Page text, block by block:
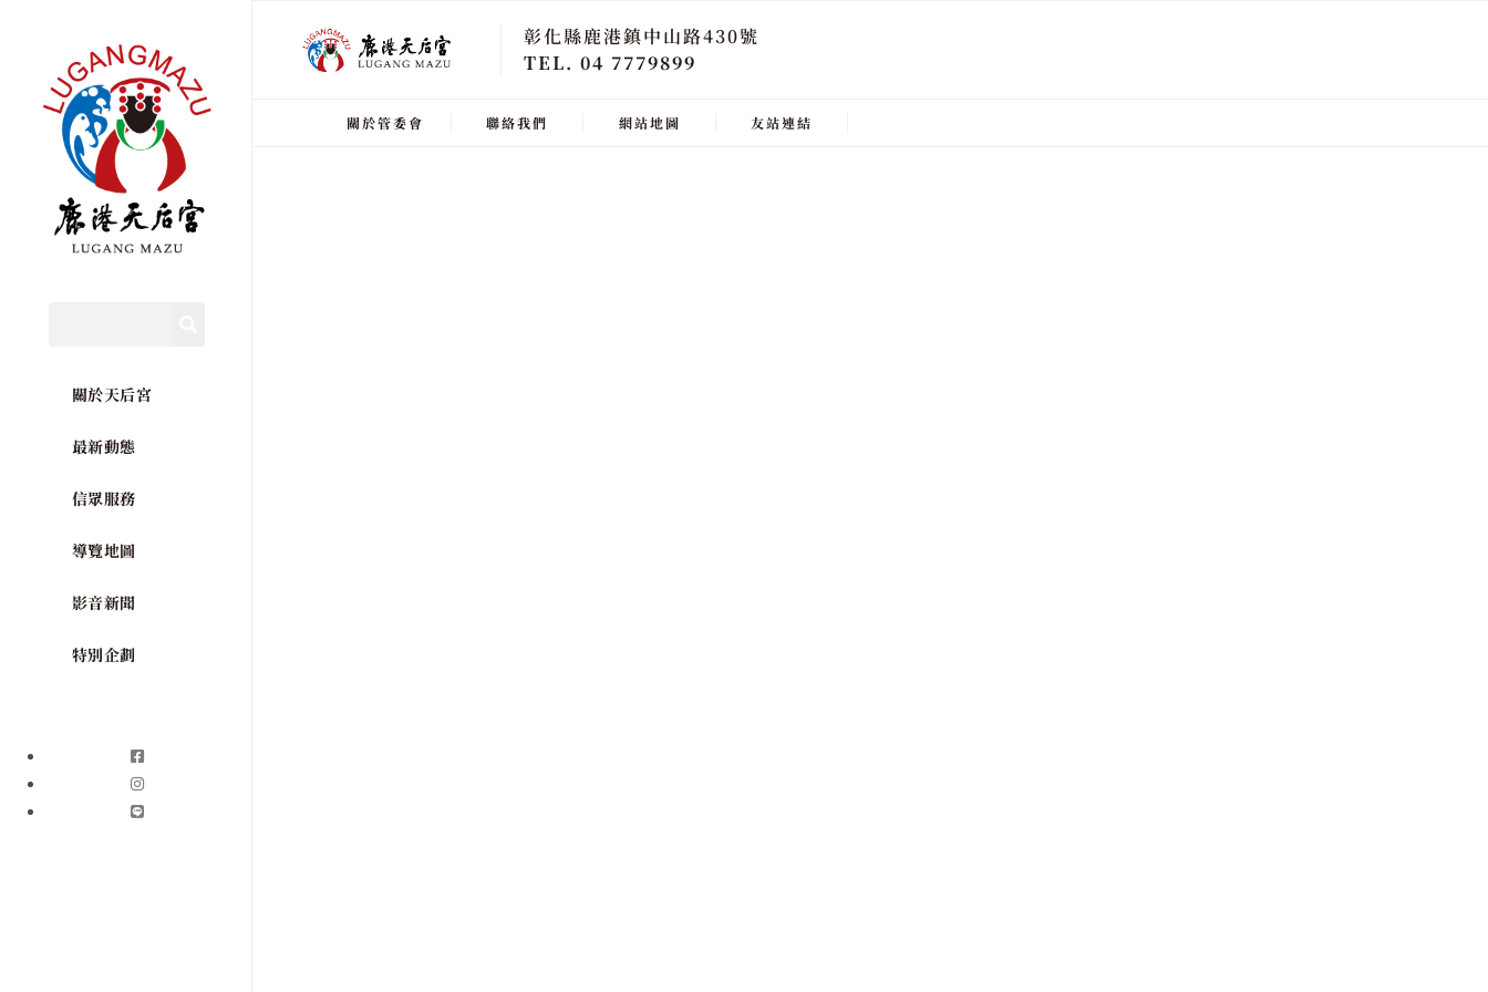
關於天后宮
最新動態
信眾服務
導覽地圖
影音新聞
特別企劃
彰化縣鹿港鎮中山路430號
TEL. 04 7779899
關於管委會 聯絡我們 網站地圖 友站連結